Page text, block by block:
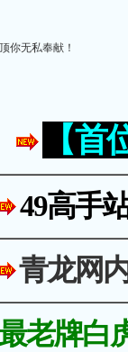
你无私奉献！
【
49高手
青龙网
老牌白